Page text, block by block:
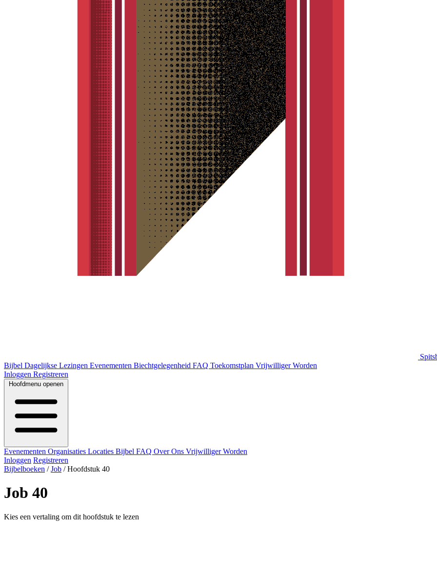
Bijbel Dagelijkse Lezingen Evenementen Biechtgelegenheid FAQ Toekomstplan Vrijwilliger Worden
Inloggen Registreren
Hoofdmenu openen
Evenementen Organisaties Locaties Bijbel FAQ Over Ons Vrijwilliger Worden
Inloggen Registreren
Bijbelboeken / Job / Hoofdstuk 40
Job 40
Kies een vertaling om dit hoofdstuk te lezen